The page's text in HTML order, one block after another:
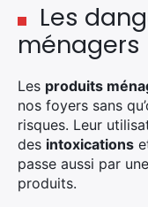
Les
ménagers
Les produits
nos foyers sans
risques. Leur
des intoxications
passe aussi par une
produits.